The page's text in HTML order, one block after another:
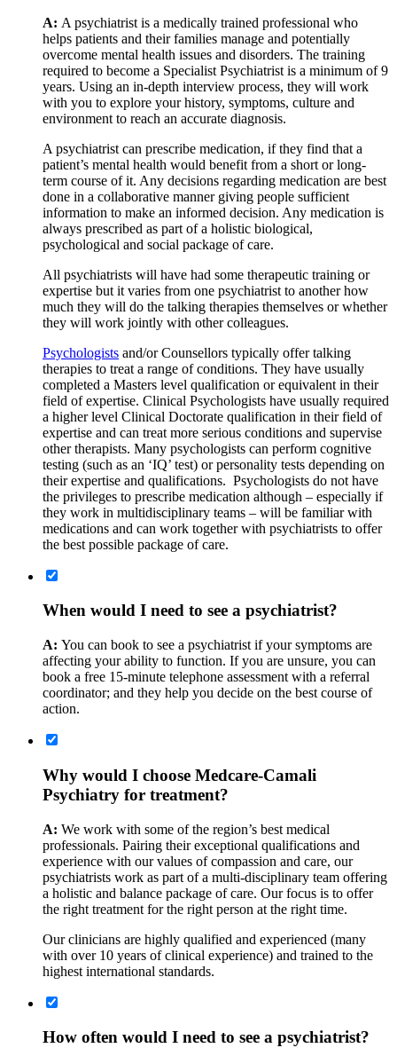
A: A psychiatrist is a medically trained professional who
helps patients and their families manage and potentially
overcome mental health issues and disorders. The training
required to become a Specialist Psychiatrist is a minimum of 9
years. Using an in-depth interview process, they will work
with you to explore your history, symptoms, culture and
environment to reach an accurate diagnosis.
A psychiatrist can prescribe medication, if they find that a
patient’s mental health would benefit from a short or long-
term course of it. Any decisions regarding medication are best
done in a collaborative manner giving people sufficient
information to make an informed decision. Any medication is
always prescribed as part of a holistic biological,
psychological and social package of care.
All psychiatrists will have had some therapeutic training or
expertise but it varies from one psychiatrist to another how
much they will do the talking therapies themselves or whether
they will work jointly with other colleagues.
Psychologists and/or Counsellors typically offer talking
therapies to treat a range of conditions. They have usually
completed a Masters level qualification or equivalent in their
field of expertise. Clinical Psychologists have usually required
a higher level Clinical Doctorate qualification in their field of
expertise and can treat more serious conditions and supervise
other therapists. Many psychologists can perform cognitive
testing (such as an ‘IQ’ test) or personality tests depending on
their expertise and qualifications. Psychologists do not have
the privileges to prescribe medication although – especially if
they work in multidisciplinary teams – will be familiar with
medications and can work together with psychiatrists to offer
the best possible package of care.
When would I need to see a psychiatrist?
A: You can book to see a psychiatrist if your symptoms are
affecting your ability to function. If you are unsure, you can
book a free 15-minute telephone assessment with a referral
coordinator; and they help you decide on the best course of
action.
Why would I choose Medcare-Camali
Psychiatry for treatment?
A: We work with some of the region’s best medical
professionals. Pairing their exceptional qualifications and
experience with our values of compassion and care, our
psychiatrists work as part of a multi-disciplinary team offering
a holistic and balance package of care. Our focus is to offer
the right treatment for the right person at the right time.
Our clinicians are highly qualified and experienced (many
with over 10 years of clinical experience) and trained to the
highest international standards.
How often would I need to see a psychiatrist?